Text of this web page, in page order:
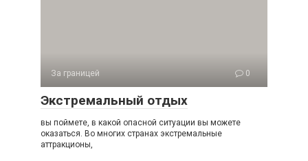
За границей 0
Экстремальный отдых
вы поймете, в какой опасной ситуации вы можете
оказаться. Во многих странах экстремальные
аттракционы,